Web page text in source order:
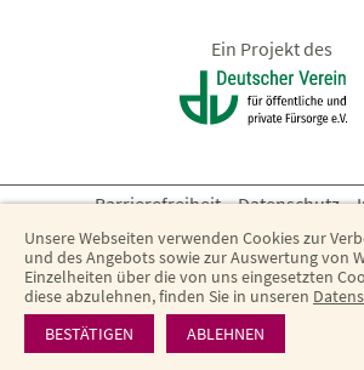
Ein Projekt des
Barrierefreiheit · Datenschutz ·
Unsere Webseiten verwenden Cookies zur
und des Angebots sowie zur Auswertung von
Einzelheiten über die von uns eingesetzten
diese abzulehnen, finden Sie in unseren
ABLEHNEN
BESTÄTIGEN